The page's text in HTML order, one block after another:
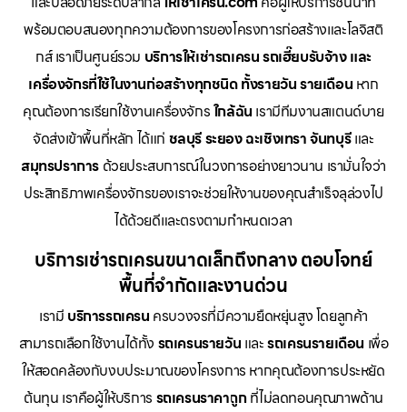
พร้อมตอบสนองทุกความต้องการของโครงการก่อสร้างและโลจิสติ
กส์ เราเป็นศูนย์รวม บริการให้เช่ารถเครน รถเฮี๊ยบรับจ้าง และ
เครื่องจักรที่ใช้ในงานก่อสร้างทุกชนิด ทั้งรายวัน รายเดือน หาก
คุณต้องการเรียกใช้งานเครื่องจักรใกล้ฉัน เรามีทีมงานสแตนด์บาย
จัดส่งเข้าพื้นที่หลัก ได้แก่ ชลบุรี ระยอง ฉะเชิงเทรา จันทบุรีและ
สมุทรปราการด้วยประสบการณ์ในวงการอย่างยาวนาน เรามั่นใจว่า
ประสิทธิภาพเครื่องจักรของเราจะช่วยให้งานของคุณสำเร็จลุล่วงไป
ได้ด้วยดีและตรงตามกำหนดเวลา
บริการเช่ารถเครนขนาดเล็กถึงกลาง ตอบโจทย์
พื้นที่จำกัดและงานด่วน
เรามี บริการรถเครน ครบวงจรที่มีความยืดหยุ่นสูง โดยลูกค้า
สามารถเลือกใช้งานได้ทั้ง รถเครนรายวัน และรถเครนรายเดือน เพื่อ
ให้สอดคล้องกับงบประมาณของโครงการ หากคุณต้องการประหยัด
ต้นทุน เราคือผู้ให้บริการ รถเครนราคาถูกที่ไม่ลดทอนคุณภาพด้าน